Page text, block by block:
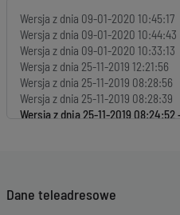
Wersja z dnia 09-01-2020 10:45:17
Wersja z dnia 09-01-2020 10:44:43
Wersja z dnia 09-01-2020 10:33:13
Wersja z dnia 25-11-2019 12:21:56
Wersja z dnia 25-11-2019 08:28:56
Wersja z dnia 25-11-2019 08:28:39
Wersja z dnia25-11-2019 08:24:52
Dane teleadresowe